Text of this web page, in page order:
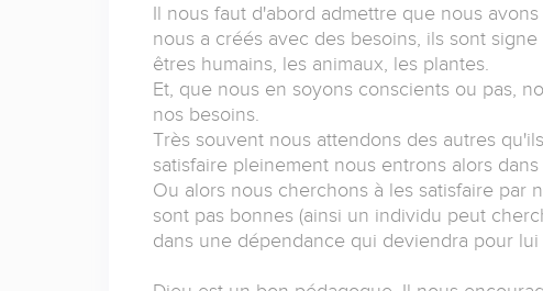
Il nous faut d'abord admettre que nous
nous a créés avec des besoins, ils sont
êtres humains, les animaux, les plantes.
Et, que nous en soyons conscients ou pas,
nos besoins.
Très souvent nous attendons des autres
satisfaire pleinement nous entrons alors
Ou alors nous cherchons à les satisfaire par
sont pas bonnes (ainsi un individu peut
dans une dépendance qui deviendra pour lui